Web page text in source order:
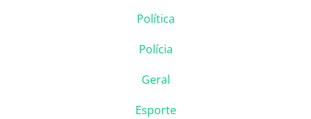
Política
Polícia
Geral
Esporte